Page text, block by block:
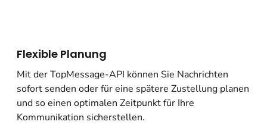
Flexible Planung
Mit der TopMessage-API können Sie Nachrichten
sofort senden oder für eine spätere Zustellung planen
und so einen optimalen Zeitpunkt für Ihre
Kommunikation sicherstellen.